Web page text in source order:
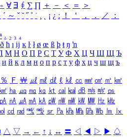
∀ ∃ ∮ ∑ ∏ ＋ － ＜ ＝
＞
´ ～ ˇ ˘ ˝ ˚ ˙ ¸ ¡ ¿ ː ！ ＇ ， ． ／
：
ⁿ ₁ ₂ ₃ ₄
ð ħ ı ĳ ĸ ŀ ł ø œ ß þ ŧ ŋ ŉ
М Н О П Р С Т У Ф Х Ц Ч Ш Щ Ъ
и й к л м н о п р с т у ф х ц ч ш щ ъ
％ Ｆ ￦ ㎕ ㎖ ㎗ ℓ ㎘ ㏄ ㎣ ㎤ ㎥ ㎦
㎢ ㏊ ㎍ ㎎ ㎏ ㏏ ㎈ ㎉ ㏈ ㎧ ㎨ ㎰
㎀ ㎁ ㎂ ㎃ ㎄ ㎺ ㎻ ㎽ ㎾ ㎿ ㎐ ㎑
㏅ ㎭ ㎮ ㎯ ㏛ ㎩ ㎪ ㎫ ㎬ ㏝ ㏐
㏓
△ ▽ → ← ↑ ↓ ↔ 〓 ◁ ◀ ▷ ▶ ♤